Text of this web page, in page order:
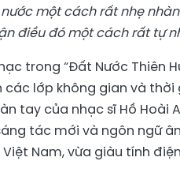
một cách rất nhẹ
điều đó một cách rất tự
trong “Đất Nước Thiên
lớp không gian và thời
tay của nhạc sĩ Hồ Hoài
tác mới và ngôn ngữ
Nam, vừa giàu tính